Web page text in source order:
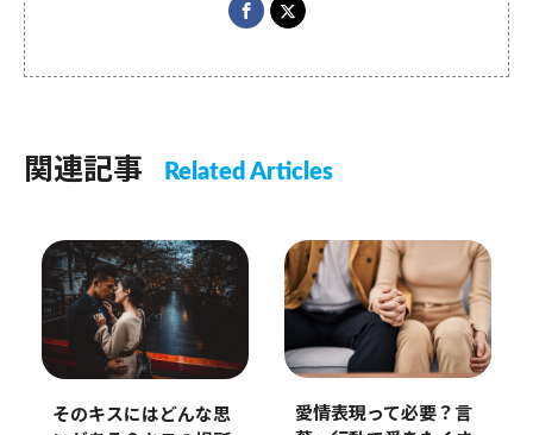
関連記事 Related Articles
そのキスにはどんな思
愛情表現って必要？言